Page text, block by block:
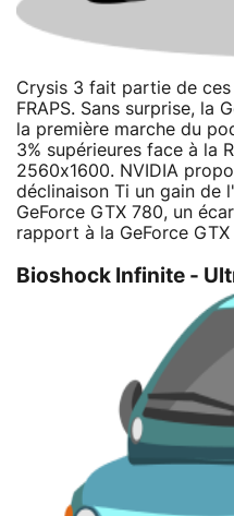
Crysis 3 fait partie de
FRAPS. Sans surprise, la
la première marche du
3% supérieures face à la
2560x1600. NVIDIA
déclinaison Ti un gain de
GeForce GTX 780, un
rapport à la GeForce GTX
Bioshock Infinite -